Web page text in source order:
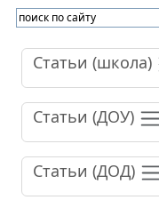
Статьи (школа)
Статьи (ДОУ)
Статьи (ДОД)